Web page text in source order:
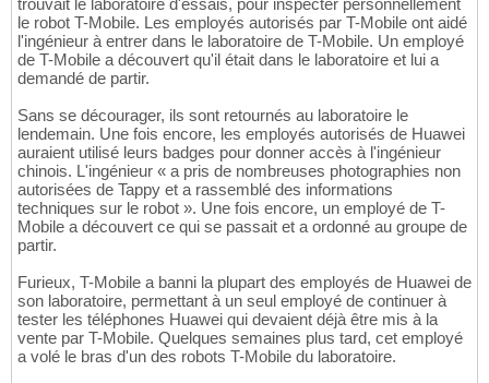
trouvait le laboratoire d'essais, pour inspecter personnellement
le robot T-Mobile. Les employés autorisés par T-Mobile ont aidé
l'ingénieur à entrer dans le laboratoire de T-Mobile. Un employé
de T-Mobile a découvert qu'il était dans le laboratoire et lui a
demandé de partir.
Sans se décourager, ils sont retournés au laboratoire le
lendemain. Une fois encore, les employés autorisés de Huawei
auraient utilisé leurs badges pour donner accès à l'ingénieur
chinois. L'ingénieur « a pris de nombreuses photographies non
autorisées de Tappy et a rassemblé des informations
techniques sur le robot ». Une fois encore, un employé de T-
Mobile a découvert ce qui se passait et a ordonné au groupe de
partir.
Furieux, T-Mobile a banni la plupart des employés de Huawei de
son laboratoire, permettant à un seul employé de continuer à
tester les téléphones Huawei qui devaient déjà être mis à la
vente par T-Mobile. Quelques semaines plus tard, cet employé
a volé le bras d'un des robots T-Mobile du laboratoire.